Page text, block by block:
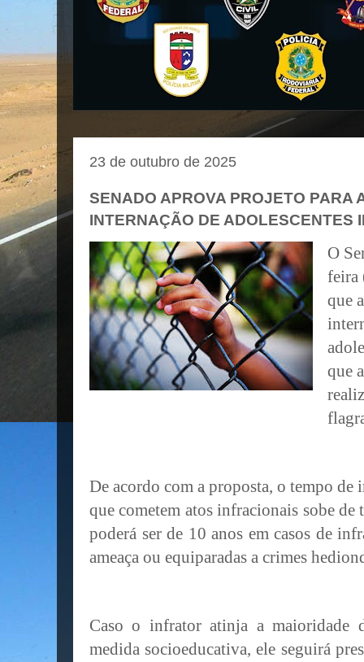
23 de outubro de 2025
SENADO APROVA PROJETO PARA
INTERNAÇÃO DE ADOLESCENTES
O
feira
que
que
De acordo com a proposta, o tempo de
que cometem atos infracionais sobe de
poderá ser de 10 anos em casos de
ameaça ou equiparadas a crimes
Caso o infrator atinja a maioridade
medida socioeducativa, ele seguirá